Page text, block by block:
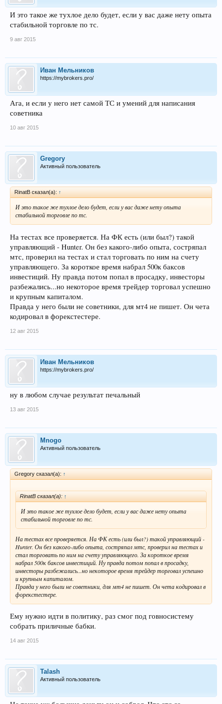
И это такое же тухлое дело будет, если у вас даже нету опыта
стабильной торговле по тс.
9 авг 2015
Иван Мельников
https://mybrokers.pro/
Ага, и если у него нет самой ТС и умений для написания
советника
10 авг 2015
Gregory
Активный пользователь
RinatB сказал(а): ↑
И это такое же тухлое дело будет, если у вас даже нету опыта
стабильной торговле по тс.
На тестах все проверяется. На ФК есть (или был?) такой
управляющий - Hunter. Он без какого-либо опыта, состряпал
мтс, проверил на тестах и стал торговать по ним на счету
управляющего. За короткое время набрал 500к баксов
инвестиций. Ну правда потом попал в просадку, инвесторы
разбежались...но некоторое время трейдер торговал успешно
и крупным капиталом.
Правда у него были не советники, для мт4 не пишет. Он чета
кодировал в форекстестере.
12 авг 2015
Иван Мельников
https://mybrokers.pro/
ну в любом случае результат печальный
13 авг 2015
Mnogo
Активный пользователь
Gregory сказал(а): ↑
RinatB сказал(а): ↑
И это такое же тухлое дело будет, если у вас даже нету опыта
стабильной торговле по тс.
На тестах все проверяется. На ФК есть (или был?) такой управляющий -
Hunter. Он без какого-либо опыта, состряпал мтс, проверил на тестах и
стал торговать по ним на счету управляющего. За короткое время
набрал 500к баксов инвестиций. Ну правда потом попал в просадку,
инвесторы разбежались...но некоторое время трейдер торговал успешно
и крупным капиталом.
Правда у него были не советники, для мт4 не пишет. Он чета кодировал в
форекстестере.
Ему нужно идти в политику, раз смог под говносистему
собрать приличные бабки.
14 авг 2015
Talash
Активный пользователь